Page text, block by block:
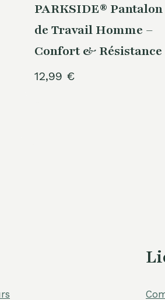
PARKSIDE® Pantalon
de Travail Homme –
Confort & Résistance
12,99 €